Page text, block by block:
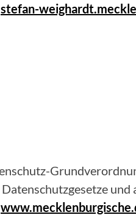
stefan-